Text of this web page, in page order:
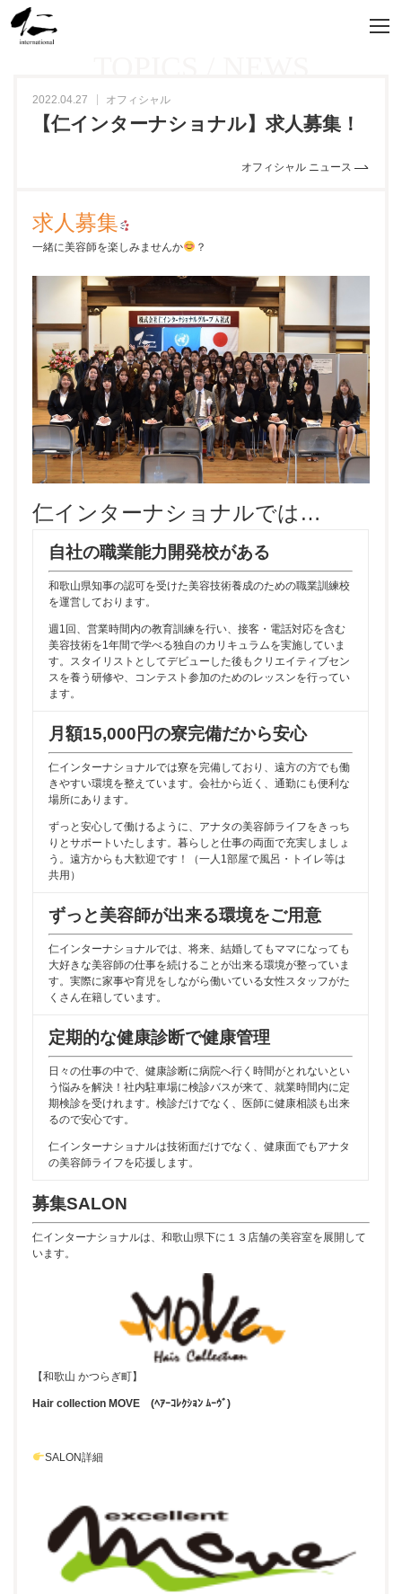
2022.04.27 オフィシャル
【仁インターナショナル】求人募集！
オフィシャル ニュース
求人募集
一緒に美容師を楽しみませんか ？
仁インターナショナルでは…
自社の職業能力開発校がある
和歌山県知事の認可を受けた美容技術養成のための職業訓練校
を運営しております。
週1回、営業時間内の教育訓練を行い、接客・電話対応を含む
美容技術を1年間で学べる独自のカリキュラムを実施していま
す。スタイリストとしてデビューした後もクリエイティブセン
スを養う研修や、コンテスト参加のためのレッスンを行ってい
ます。
月額15,000円の寮完備だから安心
仁インターナショナルでは寮を完備しており、遠方の方でも働
きやすい環境を整えています。会社から近く、通勤にも便利な
場所にあります。
ずっと安心して働けるように、アナタの美容師ライフをきっち
りとサポートいたします。暮らしと仕事の両面で充実しましょ
う。遠方からも大歓迎です！（一人1部屋で風呂・トイレ等は
共用）
ずっと美容師が出来る環境をご用意
仁インターナショナルでは、将来、結婚してもママになっても
大好きな美容師の仕事を続けることが出来る環境が整っていま
す。実際に家事や育児をしながら働いている女性スタッフがた
くさん在籍しています。
定期的な健康診断で健康管理
日々の仕事の中で、健康診断に病院へ行く時間がとれないとい
う悩みを解決！社内駐車場に検診バスが来て、就業時間内に定
期検診を受けれます。検診だけでなく、医師に健康相談も出来
るので安心です。
仁インターナショナルは技術面だけでなく、健康面でもアナタ
の美容師ライフを応援します。
募集SALON
仁インターナショナルは、和歌山県下に１３店舗の美容室を展開して
います。
【和歌山 かつらぎ町】
Hair collection MOVE (ﾍｱｰｺﾚｸｼｮﾝ ﾑｰｳﾞ)
SALON詳細